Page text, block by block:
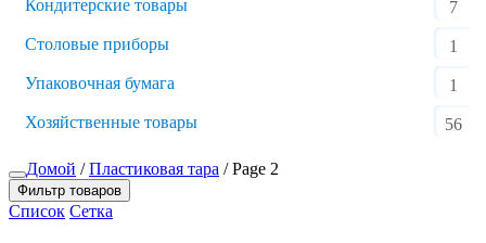
Кондитерские товары
7
Столовые приборы
1
Упаковочная бумага
1
Хозяйственные товары
56
Домой /Пластиковая тара / Page 2
Фильтр товаров
Список Сетка